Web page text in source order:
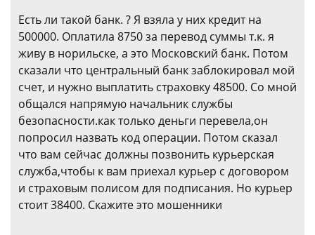
Есть ли такой банк. ? Я взяла у них кредит на
500000. Оплатила 8750 за перевод суммы т.к. я
живу в норильске, а это Московский банк. Потом
сказали что центральный банк заблокировал мой
счет, и нужно выплатить страховку 48500. Со мной
общался напрямую начальник службы
безопасности.как только деньги перевела,он
попросил назвать код операции. Потом сказал
что вам сейчас должны позвонить курьерская
служба,чтобы к вам приехал курьер с договором
и страховым полисом для подписания. Но курьер
стоит 38400. Скажите это мошенники